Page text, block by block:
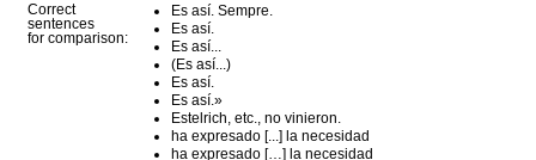
Correct
sentences
for comparison:
Es así. Sempre.
Es así.
Es así...
(Es así...)
Es así.
Es así.»
Estelrich, etc., no vinieron.
ha expresado [...] la necesidad
ha expresado […] la necesidad